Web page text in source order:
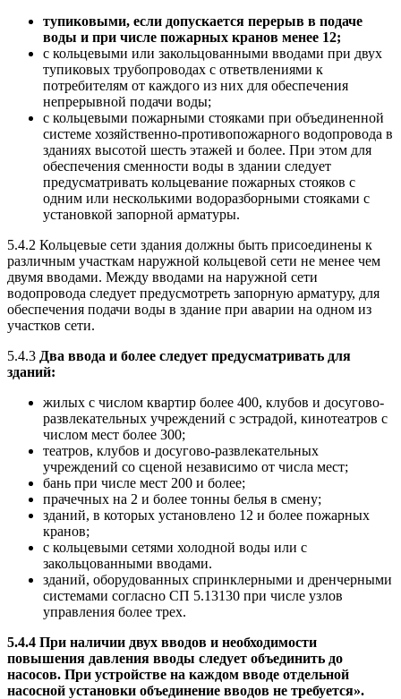
тупиковыми, если допускается перерыв в подаче
воды и при числе пожарных кранов менее 12;
с кольцевыми или закольцованными вводами при двух
тупиковых трубопроводах с ответвлениями к
потребителям от каждого из них для обеспечения
непрерывной подачи воды;
с кольцевыми пожарными стояками при объединенной
системе хозяйственно-противопожарного водопровода в
зданиях высотой шесть этажей и более. При этом для
обеспечения сменности воды в здании следует
предусматривать кольцевание пожарных стояков с
одним или несколькими водоразборными стояками с
установкой запорной арматуры.
5.4.2 Кольцевые сети здания должны быть присоединены к
различным участкам наружной кольцевой сети не менее чем
двумя вводами. Между вводами на наружной сети
водопровода следует предусмотреть запорную арматуру, для
обеспечения подачи воды в здание при аварии на одном из
участков сети.
5.4.3 Два ввода и более следует предусматривать для
зданий:
жилых с числом квартир более 400, клубов и досугово-
развлекательных учреждений с эстрадой, кинотеатров с
числом мест более 300;
театров, клубов и досугово-развлекательных
учреждений со сценой независимо от числа мест;
бань при числе мест 200 и более;
прачечных на 2 и более тонны белья в смену;
зданий, в которых установлено 12 и более пожарных
кранов;
с кольцевыми сетями холодной воды или с
закольцованными вводами.
зданий, оборудованных спринклерными и дренчерными
системами согласно СП 5.13130 при числе узлов
управления более трех.
5.4.4 При наличии двух вводов и необходимости
повышения давления вводы следует объединить до
насосов. При устройстве на каждом вводе отдельной
насосной установки объединение вводов не требуется».